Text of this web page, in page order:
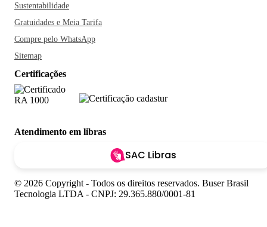
Sustentabilidade
Gratuidades e Meia Tarifa
Compre pelo WhatsApp
Sitemap
Certificações
Atendimento em libras
SAC Libras
© 2026 Copyright - Todos os direitos reservados. Buser Brasil
Tecnologia LTDA - CNPJ: 29.365.880/0001-81